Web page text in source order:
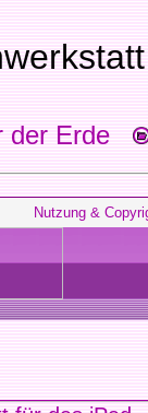
Erde
Nutzung &